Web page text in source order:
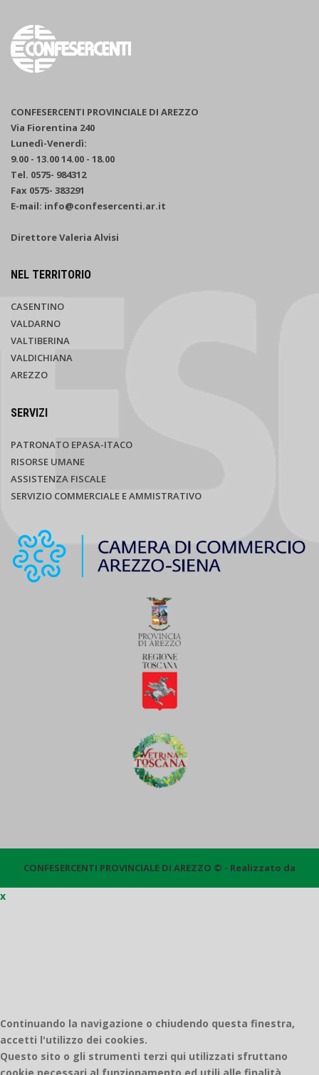
CONFESERCENTI PROVINCIALE DI AREZZO
Via Fiorentina 240
Lunedì-Venerdì:
9.00 - 13.00 14.00 - 18.00
Tel. 0575- 984312
Fax 0575- 383291
E-mail: info@confesercenti.ar.it
Direttore Valeria Alvisi
NEL TERRITORIO
CASENTINO
VALDARNO
VALTIBERINA
VALDICHIANA
AREZZO
SERVIZI
PATRONATO EPASA-ITACO
RISORSE UMANE
ASSISTENZA FISCALE
SERVIZIO COMMERCIALE E AMMISTRATIVO
CONFESERCENTI PROVINCIALE DI AREZZO © - Realizzato da
x
Continuando la navigazione o chiudendo questa finestra,
accetti l'utilizzo dei cookies.
Questo sito o gli strumenti terzi qui utilizzati sfruttano